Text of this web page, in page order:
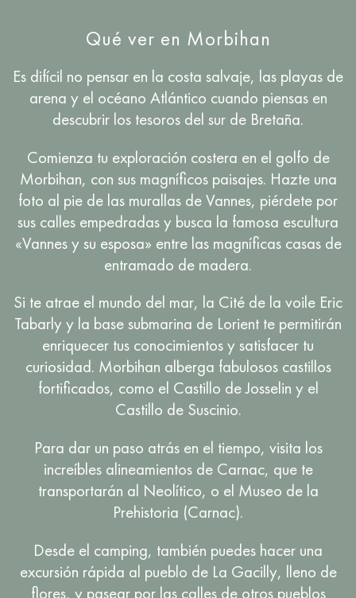
Qué ver en Morbihan
Es difícil no pensar en la costa salvaje, las playas de
arena y el océano Atlántico cuando piensas en
descubrir los tesoros del sur de Bretaña.
Comienza tu exploración costera en el golfo de
Morbihan, con sus magníficos paisajes. Hazte una
foto al pie de las murallas de Vannes, piérdete por
sus calles empedradas y busca la famosa escultura
«Vannes y su esposa» entre las magníficas casas de
entramado de madera.
Si te atrae el mundo del mar, la Cité de la voile Eric
Tabarly y la base submarina de Lorient te permitirán
enriquecer tus conocimientos y satisfacer tu
curiosidad. Morbihan alberga fabulosos castillos
fortificados, como el Castillo de Josselin y el
Castillo de Suscinio.
Para dar un paso atrás en el tiempo, visita los
increíbles alineamientos de Carnac, que te
transportarán al Neolítico, o el Museo de la
Prehistoria (Carnac).
Desde el camping, también puedes hacer una
excursión rápida al pueblo de La Gacilly, lleno de
flores, y pasear por las calles de otros pueblos